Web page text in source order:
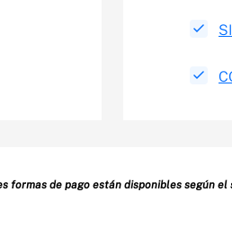
formas de pago están disponibles según